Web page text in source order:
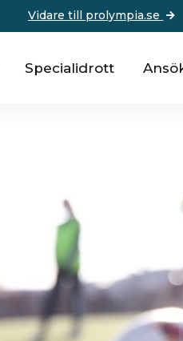
Vidare till prolympia.se
Specialidrott